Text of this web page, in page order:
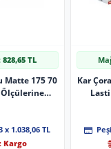
828,65 TL
Matte 175 70
Ölçülerine
x 1.038,06 TL
Kargo
Kar